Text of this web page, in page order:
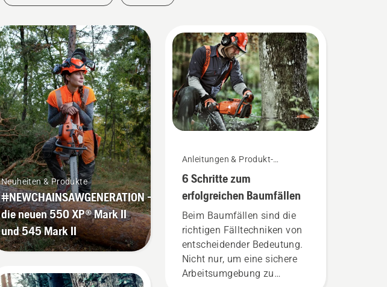
Neuheiten & Produkte
#NEWCHAINSAWGENERATION –
die neuen 550 XP® Mark II
und 545 Mark II
Anleitungen & Produkt-
6 Schritte zum
erfolgreichen Baumfällen
Beim Baumfällen sind die
richtigen Fälltechniken von
entscheidender Bedeutung.
Nicht nur, um eine sichere
Arbeitsumgebung zu